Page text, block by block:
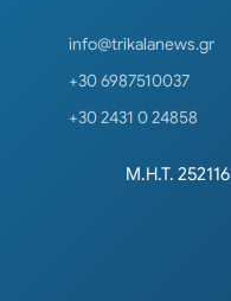
info@trikalanews.gr
+30 6987510037
+30 2431 0 24858
Μ.Η.Τ. 252116